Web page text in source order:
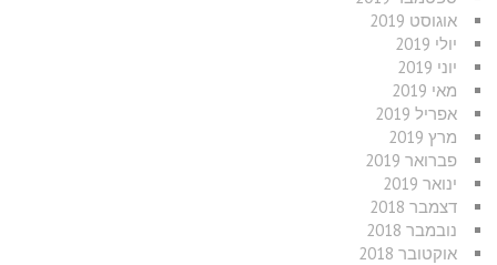
אוגוסט 2019
יולי 2019
יוני 2019
מאי 2019
אפריל 2019
מרץ 2019
פברואר 2019
ינואר 2019
דצמבר 2018
נובמבר 2018
אוקטובר 2018